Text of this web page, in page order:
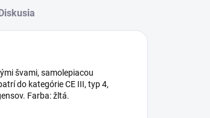
švami, samolepiacou
do kategórie CE III, typ 4,
Farba: žltá.